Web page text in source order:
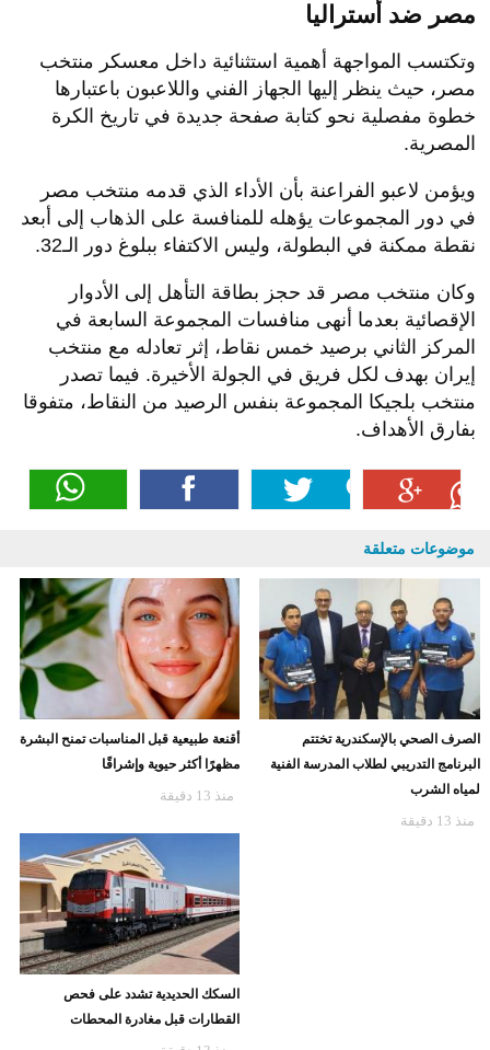
مصر ضد أستراليا
وتكتسب المواجهة أهمية استثنائية داخل معسكر منتخب
مصر، حيث ينظر إليها الجهاز الفني واللاعبون باعتبارها
خطوة مفصلية نحو كتابة صفحة جديدة في تاريخ الكرة
المصرية.
ويؤمن لاعبو الفراعنة بأن الأداء الذي قدمه منتخب مصر
في دور المجموعات يؤهله للمنافسة على الذهاب إلى أبعد
نقطة ممكنة في البطولة، وليس الاكتفاء ببلوغ دور الـ32.
وكان منتخب مصر قد حجز بطاقة التأهل إلى الأدوار
الإقصائية بعدما أنهى منافسات المجموعة السابعة في
المركز الثاني برصيد خمس نقاط، إثر تعادله مع منتخب
إيران بهدف لكل فريق في الجولة الأخيرة. فيما تصدر
منتخب بلجيكا المجموعة بنفس الرصيد من النقاط، متفوقا
بفارق الأهداف.
موضوعات متعلقة
الصرف الصحي بالإسكندرية تختتم
البرنامج التدريبي لطلاب المدرسة الفنية
لمياه الشرب
منذ 13 دقيقة
أقنعة طبيعية قبل المناسبات تمنح البشرة
مظهرًا أكثر حيوية وإشراقًا
منذ 13 دقيقة
السكك الحديدية تشدد على فحص
القطارات قبل مغادرة المحطات